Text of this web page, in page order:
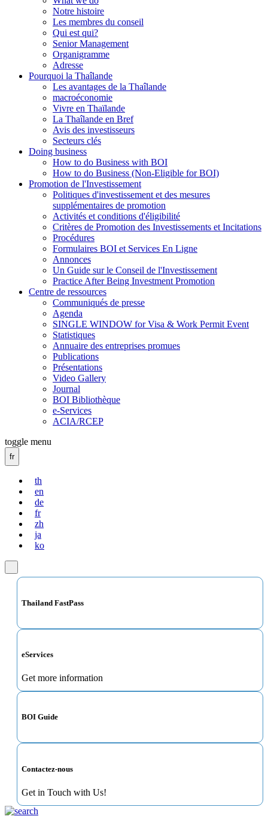
Notre histoire
Les membres du conseil
Qui est qui?
Senior Management
Organigramme
Adresse
Pourquoi la Thaîlande
Les avantages de la Thaîlande
macroéconomie
Vivre en Thaïlande
La Thaîlande en Bref
Avis des investisseurs
Secteurs clés
Doing business
How to do Business with BOI
How to do Business (Non-Eligible for BOI)
Promotion de l'Investissement
Politiques d'investissement et des mesures
supplémentaires de promotion
Activités et conditions d'éligibilité
Critères de Promotion des Investissements et Incitations
Procédures
Formulaires BOI et Services En Ligne
Annonces
Un Guide sur le Conseil de l'Investissement
Practice After Being Investment Promotion
Centre de ressources
Communiqués de presse
Agenda
SINGLE WINDOW for Visa & Work Permit Event
Statistiques
Annuaire des entreprises promues
Publications
Présentations
Video Gallery
Journal
BOI Bibliothèque
e-Services
ACIA/RCEP
toggle menu
fr
th
en
de
fr
zh
ja
ko
Thailand FastPass
eServices
Get more information
BOI Guide
Contactez-nous
Get in Touch with Us!